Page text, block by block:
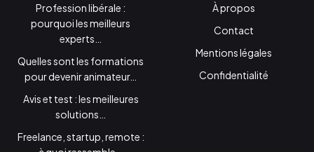
Profession libérale :
pourquoi les meilleurs
experts…
Quelles sont les formations
pour devenir animateur…
Avis et test : les meilleures
solutions…
Freelance, startup, remote :
À propos
Contact
Mentions légales
Confidentialité